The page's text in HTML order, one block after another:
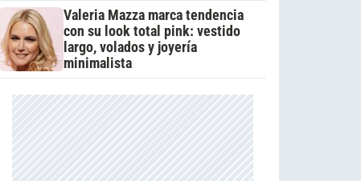
Valeria Mazza marca tendencia
con su look total pink: vestido
largo, volados y joyería
minimalista